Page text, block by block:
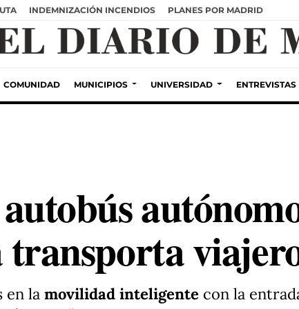
INDEMNIZACIÓN INCENDIOS PLANES POR MADRID
COMUNIDAD MUNICIPIOS UNIVERSIDAD ENTREVISTAS
transporta
en la movilidad inteligente con la